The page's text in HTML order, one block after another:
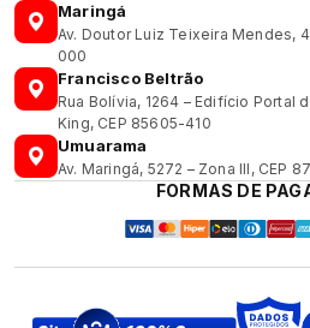
Maringá
Av. Doutor Luiz Teixeira Mendes,
000
Francisco Beltrão
Rua Bolívia, 1264 – Edifício Portal
King, CEP 85605-410
Umuarama
Av. Maringá, 5272 – Zona III, CEP
FORMAS DE